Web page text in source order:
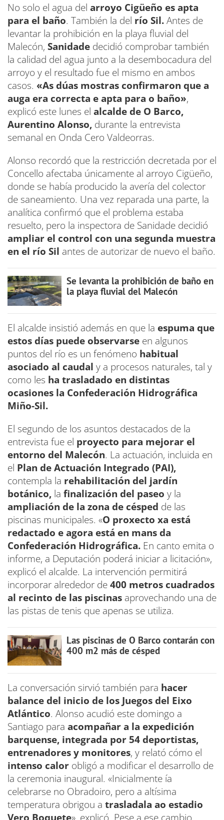
No solo el agua del arroyo Cigüeño es apta
para el baño. También la del río Sil.Antes de
levantar la prohibición en la playa fluvial del
Malecón, Sanidade decidió comprobar también
la calidad del agua junto a la desembocadura del
arroyo y el resultado fue el mismo en ambos
casos. «As dúas mostras confirmaron que a
auga era correcta e apta para o baño»,
explicó este lunes el alcalde de O Barco,
Aurentino Alonso, durante la entrevista
semanal en Onda Cero Valdeorras.
Alonso recordó que la restricción decretada por el
Concello afectaba únicamente al arroyo Cigüeño,
donde se había producido la avería del colector
de saneamiento. Una vez reparada una parte, la
analítica confirmó que el problema estaba
resuelto, pero la inspectora de Sanidade decidió
ampliar el control con una segunda muestra
en el río Sil antes de autorizar de nuevo el baño.
Se levanta la prohibición de baño en
la playa fluvial del Malecón
El alcalde insistió además en que la espuma que
estos días puede observarse en algunos
puntos del río es un fenómeno habitual
asociado al caudal y a procesos naturales, tal y
como les ha trasladado en distintas
ocasiones la Confederación Hidrográfica
Miño-Sil.
El segundo de los asuntos destacados de la
entrevista fue el proyecto para mejorar el
entorno del Malecón. La actuación, incluida en
el Plan de Actuación Integrado (PAI),
contempla la rehabilitación del jardín
botánico, la finalización del paseo y la
ampliación de la zona de césped de las
piscinas municipales. «O proxecto xa está
redactado e agora está en mans da
Confederación Hidrográfica. En canto emita o
informe, a Deputación poderá iniciar a licitación»,
explicó el alcalde. La intervención permitirá
incorporar alrededor de400 metros cuadrados
al recinto de las piscinas aprovechando una de
las pistas de tenis que apenas se utiliza.
Las piscinas de O Barco contarán con
400 m2 más de césped
La conversación sirvió también para hacer
balance del inicio de los Juegos del Eixo
Atlántico. Alonso acudió este domingo a
Santiago para acompañar a la expedición
barquense, integrada por 54 deportistas,
entrenadores y monitores, y relató cómo el
intenso calor obligó a modificar el desarrollo de
la ceremonia inaugural. «Inicialmente ía
celebrarse no Obradoiro, pero a altísima
temperatura obrigou a trasladala ao estadio